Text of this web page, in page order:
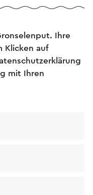
Ihre
Klicken auf
mit Ihren